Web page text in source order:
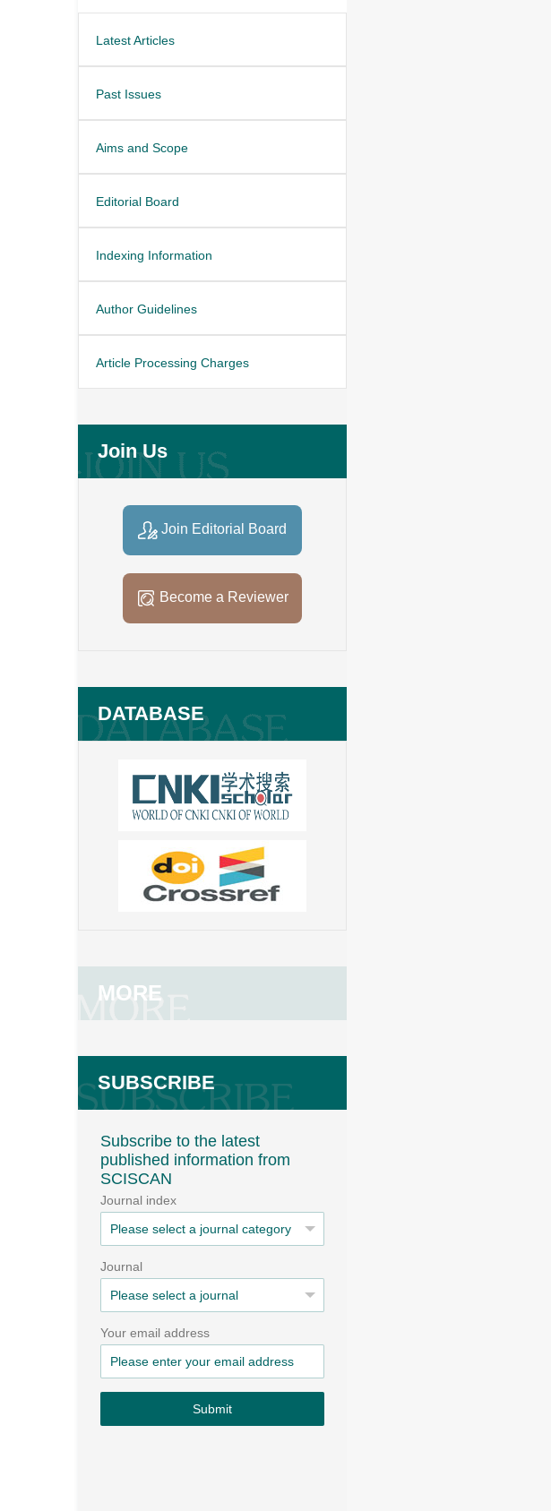
Latest Articles
Past Issues
Aims and Scope
Editorial Board
Indexing Information
Author Guidelines
Article Processing Charges
Join Us
Join Editorial Board
Become a Reviewer
DATABASE
MORE
SUBSCRIBE
Subscribe to the latest
published information from
SCISCAN
Journal index
Journal
Your email address
Submit